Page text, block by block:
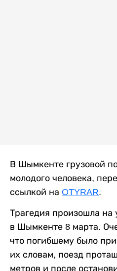
В Шымкенте грузовой
молодого человека,
ссылкой на OTYRAR.
Трагедия произошла
в Шымкенте 8 марта.
что погибшему было
их словам, поезд
метров и после